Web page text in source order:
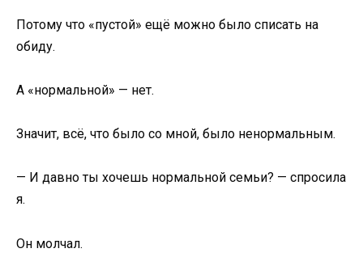
Потому что «пустой» ещё можно было списать на
обиду.
А «нормальной» — нет.
Значит, всё, что было со мной, было ненормальным.
— И давно ты хочешь нормальной семьи? — спросила
я.
Он молчал.